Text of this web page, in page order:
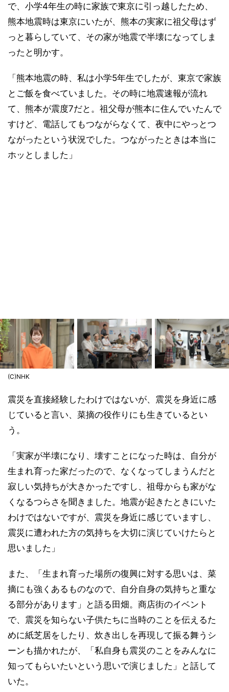
で、小学4年生の時に家族で東京に引っ越したため、
熊本地震時は東京にいたが、熊本の実家に祖父母はず
っと暮らしていて、その家が地震で半壊になってしま
ったと明かす。
「熊本地震の時、私は小学5年生でしたが、東京で家族
とご飯を食べていました。その時に地震速報が流れ
て、熊本が震度7だと。祖父母が熊本に住んでいたんで
すけど、電話してもつながらなくて、夜中にやっとつ
ながったという状況でした。つながったときは本当に
ホッとしました」
(C)NHK
震災を直接経験したわけではないが、震災を身近に感
じていると言い、菜摘の役作りにも生きているとい
う。
「実家が半壊になり、壊すことになった時は、自分が
生まれ育った家だったので、なくなってしまうんだと
寂しい気持ちが大きかったですし、祖母からも家がな
くなるつらさを聞きました。地震が起きたときにいた
わけではないですが、震災を身近に感じていますし、
震災に遭われた方の気持ちを大切に演じていけたらと
思いました」
また、「生まれ育った場所の復興に対する思いは、菜
摘にも強くあるものなので、自分自身の気持ちと重な
る部分があります」と語る田畑。商店街のイベント
で、震災を知らない子供たちに当時のことを伝えるた
めに紙芝居をしたり、炊き出しを再現して振る舞うシ
ーンも描かれたが、「私自身も震災のことをみんなに
知ってもらいたいという思いで演じました」と話して
いた。